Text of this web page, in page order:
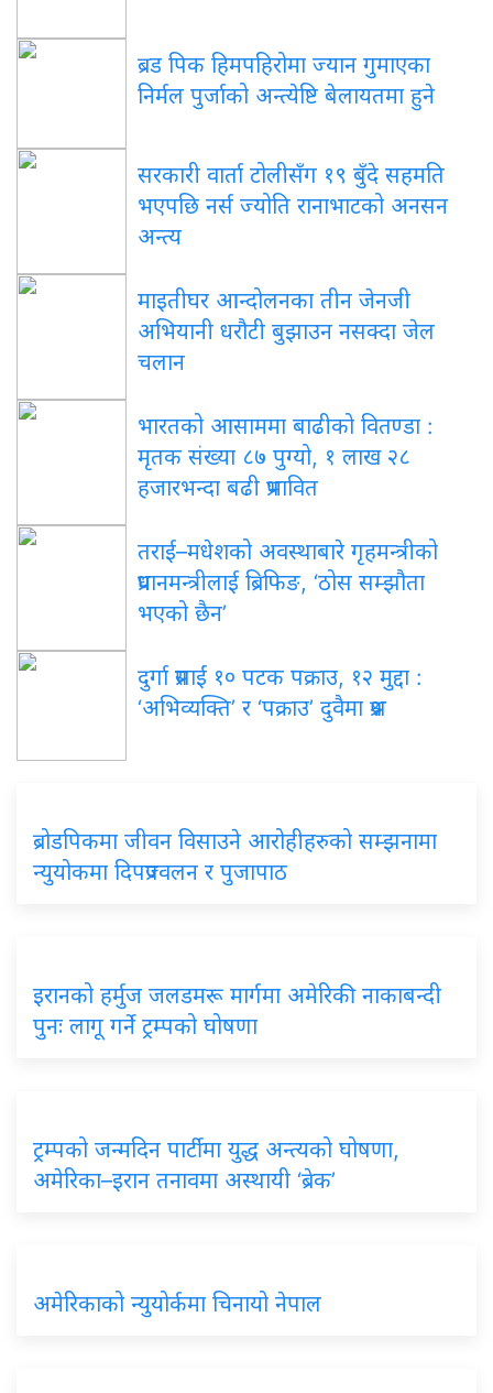
ब्रड पिक हिमपहिरोमा ज्यान गुमाएका
निर्मल पुर्जाको अन्त्येष्टि बेलायतमा हुने
सरकारी वार्ता टोलीसँग १९ बुँदे सहमति
भएपछि नर्स ज्योति रानाभाटको अनसन
अन्त्य
माइतीघर आन्दोलनका तीन जेनजी
अभियानी धरौटी बुझाउन नसक्दा जेल
चलान
भारतको आसाममा बाढीको वितण्डा :
मृतक संख्या ८७ पुग्यो, १ लाख २८
हजारभन्दा बढी प्रभावित
तराई–मधेशको अवस्थाबारे गृहमन्त्रीको
प्रधानमन्त्रीलाई ब्रिफिङ, ‘ठोस सम्झौता
भएको छैन’
दुर्गा प्रसाईं १० पटक पक्राउ, १२ मुद्दा :
‘अभिव्यक्ति’ र ‘पक्राउ’ दुवैमा प्रश्न
ब्रोडपिकमा जीवन विसाउने आरोहीहरुको सम्झनामा
न्युयोकमा दिपप्रज्वलन र पुजापाठ
इरानको हर्मुज जलडमरू मार्गमा अमेरिकी नाकाबन्दी
पुनः लागू गर्ने ट्रम्पको घोषणा
ट्रम्पको जन्मदिन पार्टीमा युद्ध अन्त्यको घोषणा,
अमेरिका–इरान तनावमा अस्थायी ‘ब्रेक’
अमेरिकाको न्युयोर्कमा चिनायो नेपाल